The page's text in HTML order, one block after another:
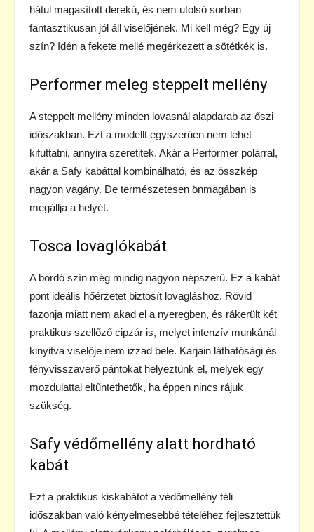
hátul magasított derekú, és nem utolsó sorban
fantasztikusan jól áll viselőjének. Mi kell még? Egy új
szín? Idén a fekete mellé megérkezett a sötétkék is.
Performer meleg steppelt mellény
A steppelt mellény minden lovasnál alapdarab az őszi
időszakban. Ezt a modellt egyszerűen nem lehet
kifuttatni, annyira szeretitek. Akár a Performer polárral,
akár a Safy kabáttal kombinálható, és az összkép
nagyon vagány. De természetesen önmagában is
megállja a helyét.
Tosca lovaglókabát
A bordó szín még mindig nagyon népszerű. Ez a kabát
pont ideális hőérzetet biztosít lovagláshoz. Rövid
fazonja miatt nem akad el a nyeregben, és rákerült két
praktikus szellőző cipzár is, melyet intenzív munkánál
kinyitva viselője nem izzad bele. Karjain láthatósági és
fényvisszaverő pántokat helyeztünk el, melyek egy
mozdulattal eltűntethetők, ha éppen nincs rájuk
szükség.
Safy védőmellény alatt hordható
kabát
Ezt a praktikus kiskabátot a védőmellény téli
időszakban való kényelmesebbé tételéhez fejlesztettük